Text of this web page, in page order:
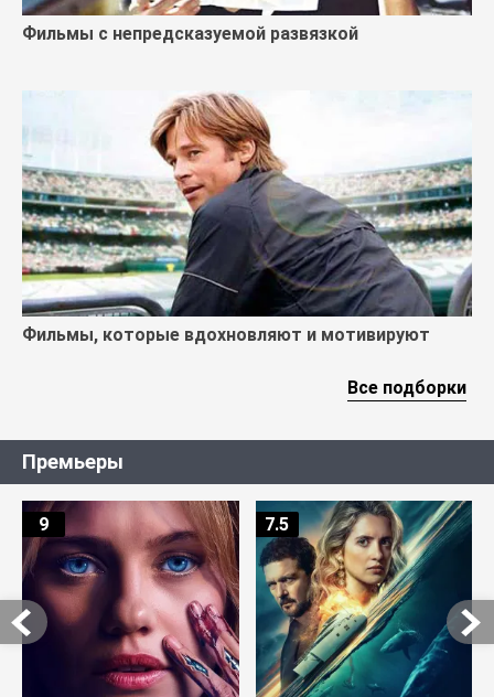
Фильмы с непредсказуемой развязкой
Фильмы, которые вдохновляют и мотивируют
Все подборки
Премьеры
9 7.5